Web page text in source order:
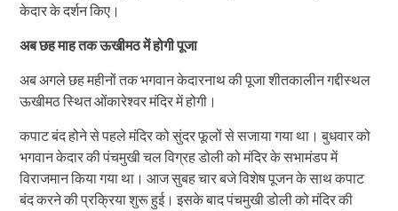
केदार के दर्शन किए।
अब छह माह तक ऊखीमठ में होगी पूजा
​अब अगले छह महीनों तक भगवान केदारनाथ की पूजा शीतकालीन गद्दीस्थल
ऊखीमठ स्थित ओंकारेश्वर मंदिर में होगी।
​कपाट बंद होने से पहले मंदिर को सुंदर फूलों से सजाया गया था। बुधवार को
भगवान केदार की पंचमुखी चल विग्रह डोली को मंदिर के सभामंडप में
विराजमान किया गया था। आज सुबह चार बजे विशेष पूजन के साथ कपाट
बंद करने की प्रक्रिया शुरू हुई। इसके बाद पंचमुखी डोली को मंदिर की